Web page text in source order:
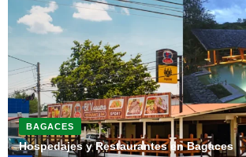
BAGACES
Hospedajes y Restaurantes en Bagaces